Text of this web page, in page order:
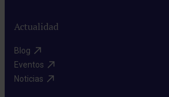
Actualidad
Blog​
Eventos​
Noticias​